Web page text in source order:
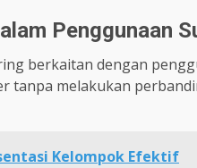
Penggunaan
berkaitan dengan
tanpa melakukan
Kelompok Efektif